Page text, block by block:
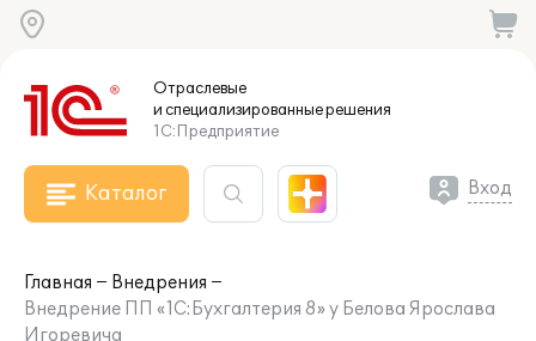
Отраслевые
и специализированныерешения
1С:Предприятие
Каталог Вход
Главная
Внедрения
Внедрение ПП «1С:Бухгалтерия 8» у Белова Ярослава
Игоревича